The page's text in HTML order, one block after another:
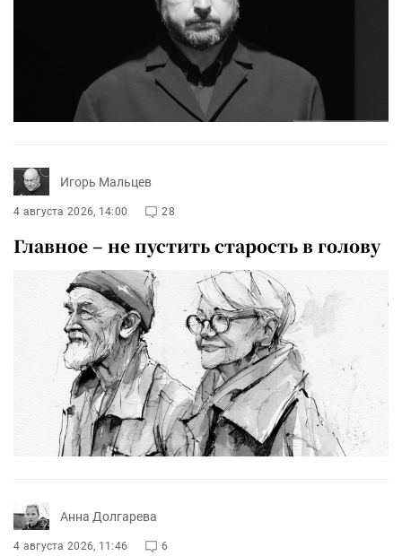
Игорь Мальцев
4 августа 2026, 14:00 28
Главное – не пустить старость в голову
Анна Долгарева
4 августа 2026, 11:46 6